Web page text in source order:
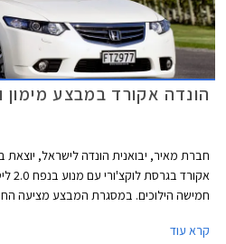
הונדה אקורד במבצע מימון
חברת מאיר, יבואנית הונדה לישראל,
חמישה הילוכים. במסגרת המבצע מציעה
החברה לכל הרוכשים ביטוח חובה ומקיף
קרא עוד